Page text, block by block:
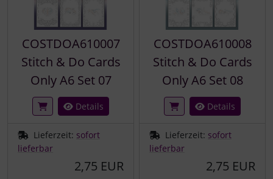
COSTDOA610007
Stitch & Do Cards
Only A6 Set 07
Details
Lieferzeit: sofort
lieferbar
2,75 EUR
COSTDOA610008
Stitch & Do Cards
Only A6 Set 08
Details
Lieferzeit: sofort
lieferbar
2,75 EUR